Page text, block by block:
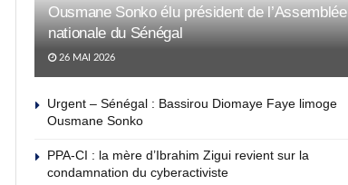
Ousmane Sonko élu président de l’Assemblée
nationale du Sénégal
26 MAI 2026
Urgent – Sénégal : Bassirou Diomaye Faye limoge
Ousmane Sonko
PPA-CI : la mère d’Ibrahim Zigui revient sur la
condamnation du cyberactiviste